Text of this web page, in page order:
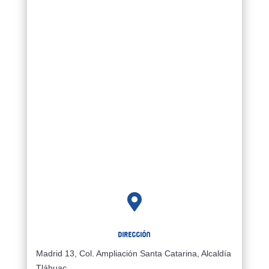

Dirección
Madrid 13, Col. Ampliación Santa Catarina, Alcaldía